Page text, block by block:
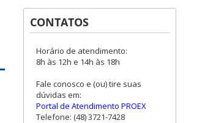
CONTATOS
Horário de atendimento:
8h às 12h e 14h às 18h
Fale conosco e (ou) tire suas
dúvidas em:
Portal de Atendimento PROEX
Telefone: (48) 3721-7428